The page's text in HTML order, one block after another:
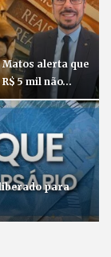
Matos alerta que
5 mil não…
para